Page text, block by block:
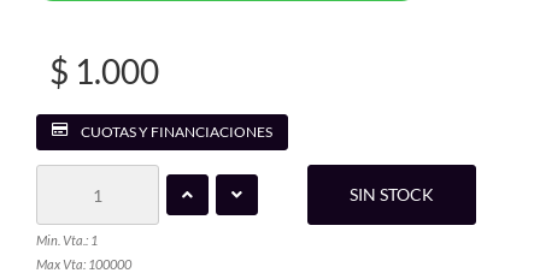
$ 1.000
CUOTAS Y FINANCIACIONES
Min. Vta.: 1
Max Vta: 100000
SIN STOCK